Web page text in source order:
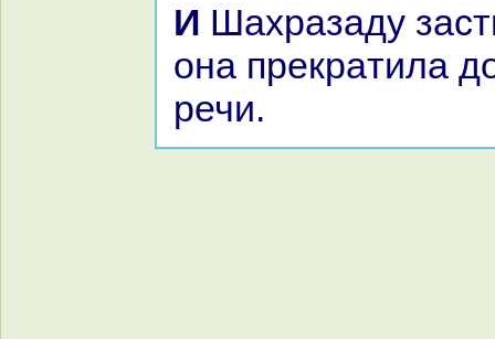
И Шахpaзаду застигло утро, и
онa прекpaтила
речи.